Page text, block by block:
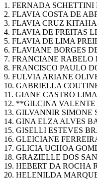
1. FERNADA
2. FLAVIA COSTA DE
3. FLAVIA CRUZ
4. FLAVIA DE FREITAS
5. FLAVIA DE LIMA
6. FLAVIANE BORGES
7. FRANCIANE RABELO
8. FRANCISCO PAULO
9. FULVIA ARIANE
10. GABRIELLA
11. GIANE CASTRO LIMA
12. **GILCINA
13. GILVANNIR SIMONE
14. GINA ELZA ALVES
15. GISELLI ESTEVES
16. GLEICIANE
17. GLICIA UCHOA
18. GRAZIELLE DOS
19. HEBERT DA ROCHA
20. HELENILDA